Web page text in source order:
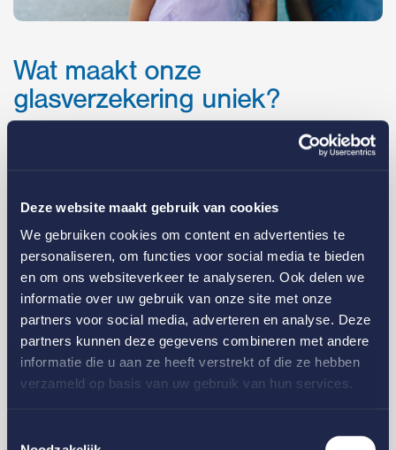
Deze website maakt gebruik van cookies
We gebruiken cookies om content en advertenties te
personaliseren, om functies voor social media te bieden
en om ons websiteverkeer te analyseren. Ook delen we
informatie over uw gebruik van onze site met onze
partners voor social media, adverteren en analyse. Deze
partners kunnen deze gegevens combineren met andere
informatie die u aan ze heeft verstrekt of die ze hebben
verzameld op basis van uw gebruik van hun services.
Wat maakt onze
glasverzekering uniek?
Volledige ontzorging: van schademelding tot planning,
Snelle schadeafhandeling om overlast voor cliënten,
patiënten, bewoners en zorgmedewerkers te beperken
Volledig herstel in natura, inclusief noodvoorziening
indien nodig
Herstel met aandacht voor privacy, veiligheid en
continuïteit van zorgprocessen
Eén vast aanspreekpunt en duidelijke communicatie
gedurende het hele herstelproces
Duurzaam glasherstel volgens het GroenGedaan-
keurmerk en circulair glas waar mogelijk